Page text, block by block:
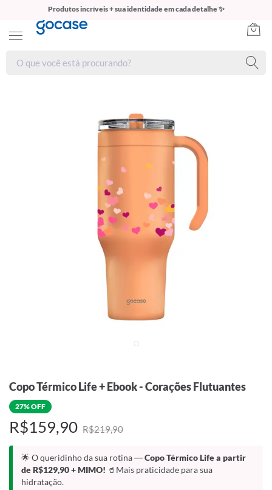
Produtos incríveis + sua identidade em cada detalhe ✨
Copo Térmico Life + Ebook - Corações Flutuantes
R$219,90
R$159,90
27% OFF
🌟 O queridinho da sua rotina —Copo Térmico Life a partir
de R$129,90 + MIMO! 🥤Mais praticidade para sua
hidratação.